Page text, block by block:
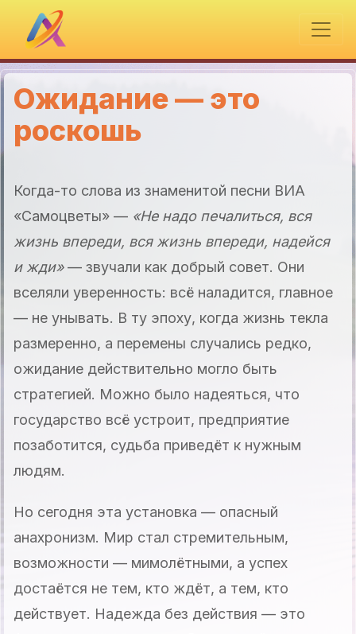
Ожидание — это
роскошь
Когда-то слова из знаменитой песни ВИА
«Самоцветы» — «Не надо печалиться, вся
жизнь впереди, вся жизнь впереди, надейся
и жди»— звучали как добрый совет. Они
вселяли уверенность: всё наладится, главное
— не унывать. В ту эпоху, когда жизнь текла
размеренно, а перемены случались редко,
ожидание действительно могло быть
стратегией. Можно было надеяться, что
государство всё устроит, предприятие
позаботится, судьба приведёт к нужным
людям.
Но сегодня эта установка — опасный
анахронизм. Мир стал стремительным,
возможности — мимолётными, а успех
достаётся не тем, кто ждёт, а тем, кто
действует. Надежда без действия — это